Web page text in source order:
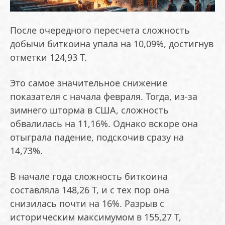
После очередного пересчета сложность
добычи биткоина упала на 10,09%, достигнув
отметки 124,93 Т.
Это самое значительное снижение
показателя с начала февраля. Тогда, из-за
зимнего шторма в США, сложность
обвалилась на 11,16%. Однако вскоре она
отыграла падение, подскочив сразу на
14,73%.
В начале года сложность биткоина
составляла 148,26 Т, и с тех пор она
снизилась почти на 16%. Разрыв с
историческим максимумом в 155,27 Т,